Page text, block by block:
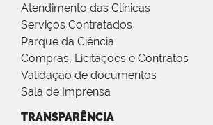
Atendimento das Clínicas
Serviços Contratados
Parque da Ciência
Compras, Licitações e Contratos
Validação de documentos
Sala de Imprensa
TRANSPARÊNCIA